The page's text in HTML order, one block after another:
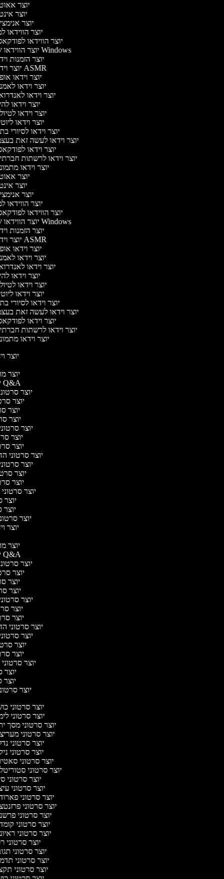
יוצר
יוצר
יוצר
יוצר הווידאו
יוצר הווידאו
יוצר הווידאו של Windows
יוצר הזמנות
יוצר וידאו ASMR
יוצר וידאו
יוצר וידאו
יוצר וידאו
יוצר וידאו
יוצר וידאו
יוצר וידאו
יוצר וידאו לסיורי
יוצר וידאו לעשה זאת
יוצר וידאו
יוצר וידאו לרשתות
יוצר וידאו
יוצר
יוצר
יוצר
יוצר הווידאו
יוצר הווידאו
יוצר הווידאו של Windows
יוצר הזמנות
יוצר וידאו ASMR
יוצר וידאו
יוצר וידאו
יוצר וידאו
יוצר וידאו
יוצר וידאו
יוצר וידאו
יוצר וידאו לסיורי
יוצר וידאו לעשה זאת
יוצר וידאו
יוצר וידאו לרשתות
יוצר וידאו
יוצר
יוצר
יוצר סרטוני Q&A
יוצר
יוצר
יוצר
יוצר
יוצר
יוצר
יוצר
יוצר סרטוני
יוצר
יוצר
יוצר
יוצר
יוצר
יוצר
יוצר
יוצר
יוצר
יוצר סרטוני Q&A
יוצר
יוצר
יוצר
יוצר
יוצר
יוצר
יוצר
יוצר סרטוני
יוצר
יוצר
יוצר
יוצר
יוצר
יוצר
יוצר
יוצר סרטוני
יוצר סרטוני
יוצר סרטוני מסך
יוצר סרטוני
יוצר סרטוני
יוצר סרטוני
יוצר סרטוני
יוצר סרטוני
יוצר סרטוני
יוצר סרטוני
יוצר סרטוני
יוצר סרטוני
יוצר סרטוני
יוצר סרטוני
יוצר סרטוני
יוצר סרטוני
יוצר סרטוני
יוצר סרטוני
יוצר סרטוני